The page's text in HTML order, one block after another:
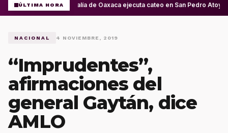
ÚLTIMA HORA Fiscalía de Oaxaca ejecuta cateo en San Pedro
NACIONAL 4 NOVIEMBRE, 2019
“Imprudentes”,
afirmaciones del
general Gaytán, dice
AMLO